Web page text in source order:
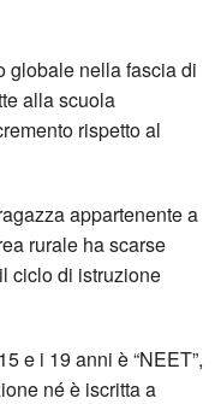
globale nella fascia di
alla scuola
rispetto al
appartenente a
rurale ha scarse
ciclo di istruzione
e i 19 anni è “NEET”,
né è iscritta a